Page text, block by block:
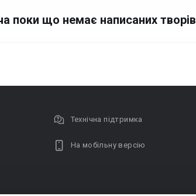
поки що немає написаних творів
Технічна підтримка
На мобільну версію